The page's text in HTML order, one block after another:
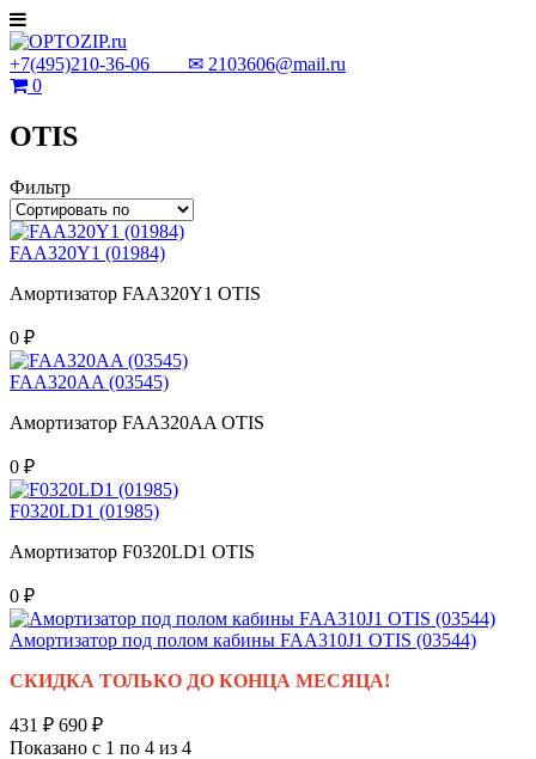
+7(495)210-36-06 ✉ 2103606@mail.ru
0
OTIS
Фильтр
FAA320Y1 (01984)
Амортизатор FAA320Y1 OTIS
0 ₽
FAA320AA (03545)
Амортизатор FAA320AA OTIS
0 ₽
F0320LD1 (01985)
Амортизатор F0320LD1 OTIS
0 ₽
Амортизатор под полом кабины FAA310J1 OTIS (03544)
СКИДКА ТОЛЬКО ДО КОНЦА МЕСЯЦА!
431 ₽ 690 ₽
Показано с 1 по 4 из 4